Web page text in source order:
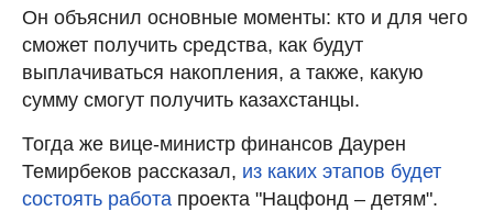
Он объяснил основные моменты: кто и для чего
сможет получить средства, как будут
выплачиваться накопления, а также, какую
сумму смогут получить казахстанцы.
Тогда же вице-министр финансов Даурен
Темирбеков рассказал, из каких этапов будет
состоять работа проекта "Нацфонд – детям".